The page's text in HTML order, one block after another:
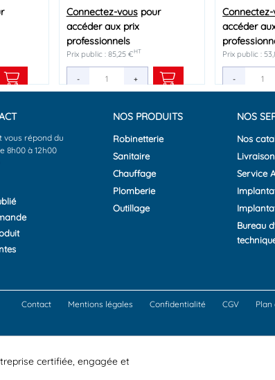
Connectez-vouspour
accéder aux prix
professionnels
Prix public : 85,25 €HT
- +
accéder
Prix public :
-
Connectez-vouspour
accéder aux prix
professionnels
Prix public : 12,73 €HT
- +
accéder
Prix public :
-
vous répond du
8h00 à 12h00
NOS PRODUITS
Robinetterie
Sanitaire
Chauffage
Plomberie
Outillage
NOS
Nos
Livraison
Service
Bureau
Contact Mentions légales Confidentialité CGV Plan
certifiée, engagée et